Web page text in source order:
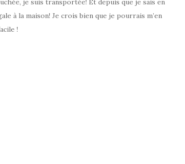
je suis transportée! Et depuis que je sais en
à la maison! Je crois bien que je pourrais m’en
!